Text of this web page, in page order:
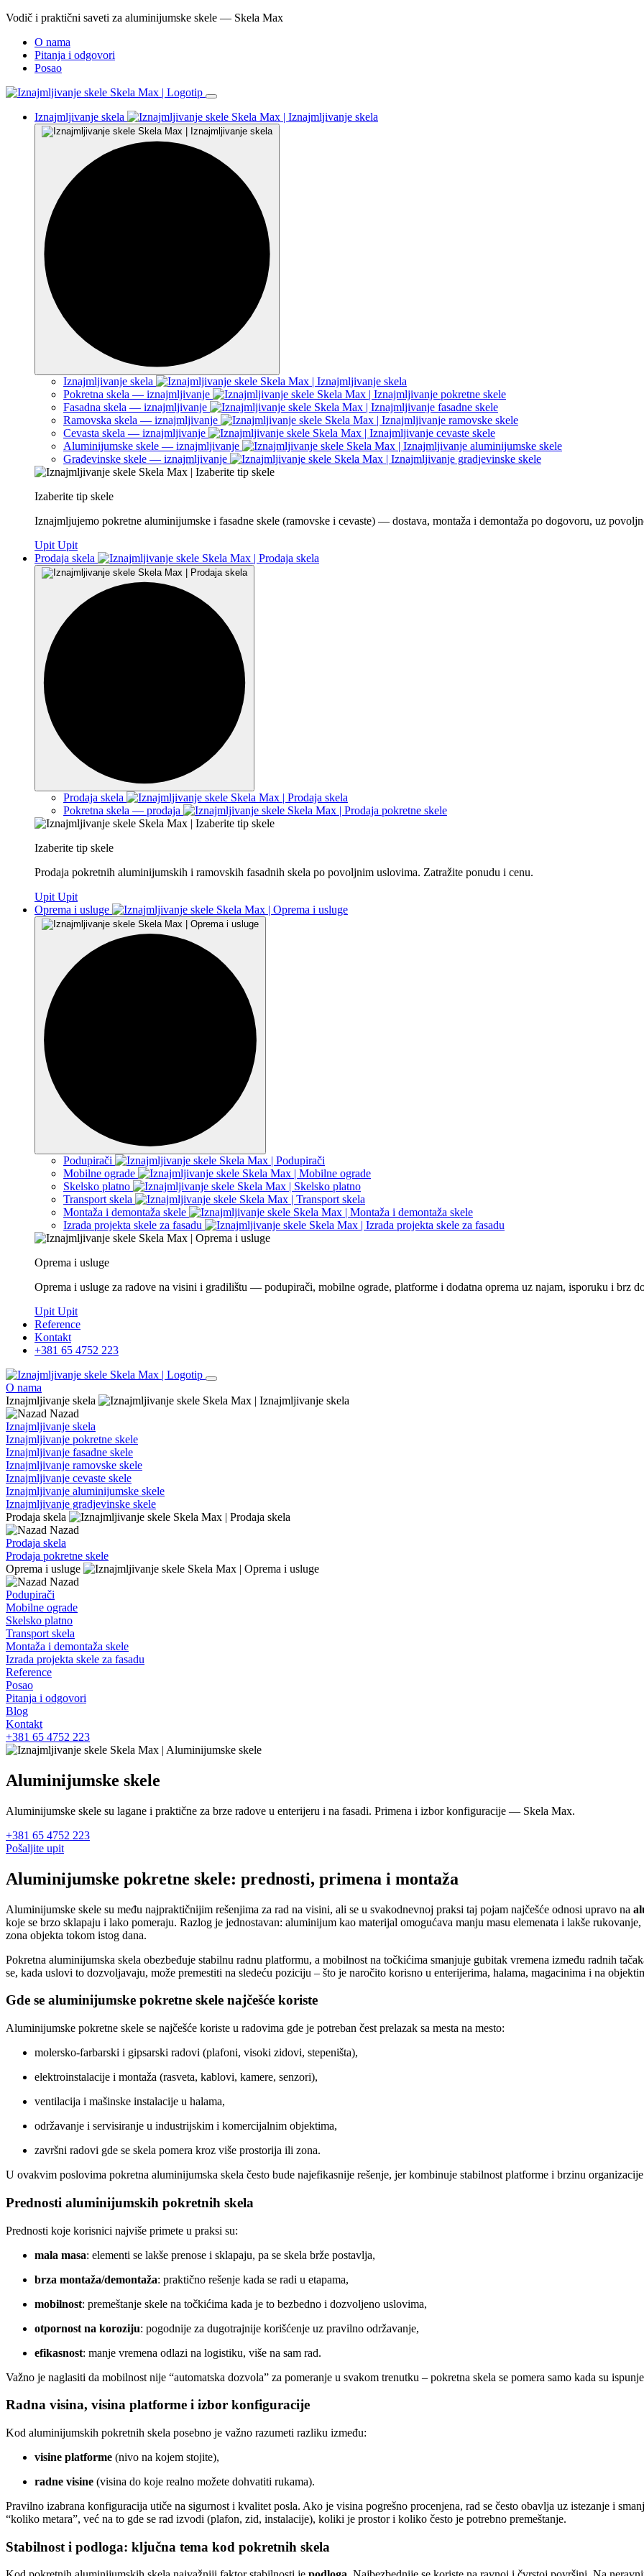
Vodič i praktični saveti za aluminijumske skele — Skela Max
O nama
Pitanja i odgovori
Posao
Iznajmljivanje skela
Iznajmljivanje skela
Pokretna skela — iznajmljivanje
Fasadna skela — iznajmljivanje
Ramovska skela — iznajmljivanje
Cevasta skela — iznajmljivanje
Aluminijumske skele — iznajmljivanje
Građevinske skele — iznajmljivanje
Izaberite tip skele
Iznajmljujemo pokretne aluminijumske i fasadne skele (ramovske i cevaste) — dostava, montaža i demontaža po dogovoru, uz
Upit Upit
Prodaja skela
Prodaja skela
Pokretna skela — prodaja
Izaberite tip skele
Prodaja pokretnih aluminijumskih i ramovskih fasadnih skela po povoljnim uslovima. Zatražite ponudu i cenu.
Upit Upit
Oprema i usluge
Podupirači
Mobilne ograde
Skelsko platno
Transport skela
Montaža i demontaža skele
Izrada projekta skele za fasadu
Oprema i usluge
Oprema i usluge za radove na visini i gradilištu — podupirači, mobilne ograde, platforme i dodatna oprema uz najam, isporuku i brz
Upit Upit
Reference
Kontakt
+381 65 4752 223
O nama
Iznajmljivanje skela
Nazad
Iznajmljivanje skela
Iznajmljivanje pokretne skele
Iznajmljivanje fasadne skele
Iznajmljivanje ramovske skele
Iznajmljivanje cevaste skele
Iznajmljivanje aluminijumske skele
Iznajmljivanje gradjevinske skele
Prodaja skela
Nazad
Prodaja skela
Prodaja pokretne skele
Oprema i usluge
Nazad
Podupirači
Mobilne ograde
Skelsko platno
Transport skela
Montaža i demontaža skele
Izrada projekta skele za fasadu
Reference
Posao
Pitanja i odgovori
Blog
Kontakt
+381 65 4752 223
Aluminijumske skele
Aluminijumske skele su lagane i praktične za brze radove u enterijeru i na fasadi. Primena i izbor konfiguracije — Skela Max.
+381 65 4752 223
Pošaljite upit
Aluminijumske pokretne skele: prednosti, primena i montaža
Aluminijumske skele su među najpraktičnijim rešenjima za rad na visini, ali se u svakodnevnoj praksi taj pojam najčešće odnosi upravo na
koje se brzo sklapaju i lako pomeraju. Razlog je jednostavan: aluminijum kao materijal omogućava manju masu elemenata i lakše
zona objekta tokom istog dana.
Pokretna aluminijumska skela obezbeđuje stabilnu radnu platformu, a mobilnost na točkićima smanjuje gubitak vremena između radnih
se, kada uslovi to dozvoljavaju, može premestiti na sledeću poziciju – što je naročito korisno u enterijerima, halama, magacinima i na
Gde se aluminijumske pokretne skele najčešće koriste
Aluminijumske pokretne skele se najčešće koriste u radovima gde je potreban čest prelazak sa mesta na mesto:
molersko-farbarski i gipsarski radovi (plafoni, visoki zidovi, stepeništa),
elektroinstalacije i montaža (rasveta, kablovi, kamere, senzori),
ventilacija i mašinske instalacije u halama,
održavanje i servisiranje u industrijskim i komercijalnim objektima,
završni radovi gde se skela pomera kroz više prostorija ili zona.
U ovakvim poslovima pokretna aluminijumska skela često bude najefikasnije rešenje, jer kombinuje stabilnost platforme i brzinu organizacije
Prednosti aluminijumskih pokretnih skela
Prednosti koje korisnici najviše primete u praksi su:
mala masa: elementi se lakše prenose i sklapaju, pa se skela brže postavlja,
brza montaža/demontaža: praktično rešenje kada se radi u etapama,
mobilnost: premeštanje skele na točkićima kada je to bezbedno i dozvoljeno uslovima,
otpornost na koroziju: pogodnije za dugotrajnije korišćenje uz pravilno održavanje,
efikasnost: manje vremena odlazi na logistiku, više na sam rad.
Važno je naglasiti da mobilnost nije “automatska dozvola” za pomeranje u svakom trenutku – pokretna skela se pomera samo kada su
Radna visina, visina platforme i izbor konfiguracije
Kod aluminijumskih pokretnih skela posebno je važno razumeti razliku između:
visine platforme (nivo na kojem stojite),
radne visine (visina do koje realno možete dohvatiti rukama).
Pravilno izabrana konfiguracija utiče na sigurnost i kvalitet posla. Ako je visina pogrešno procenjena, rad se često obavlja uz istezanje i
“koliko metara”, već na to gde se rad izvodi (plafon, zid, instalacije), koliki je prostor i koliko često je potrebno premeštanje.
Stabilnost i podloga: ključna tema kod pokretnih skela